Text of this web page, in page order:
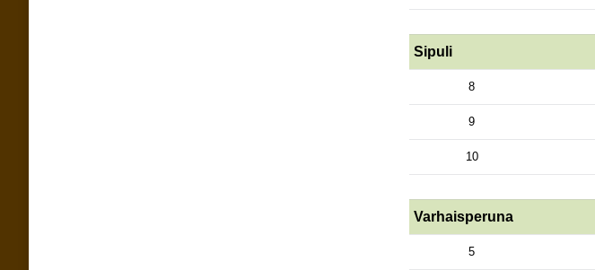
Sipuli
8
9
10
Varhaisperuna
5